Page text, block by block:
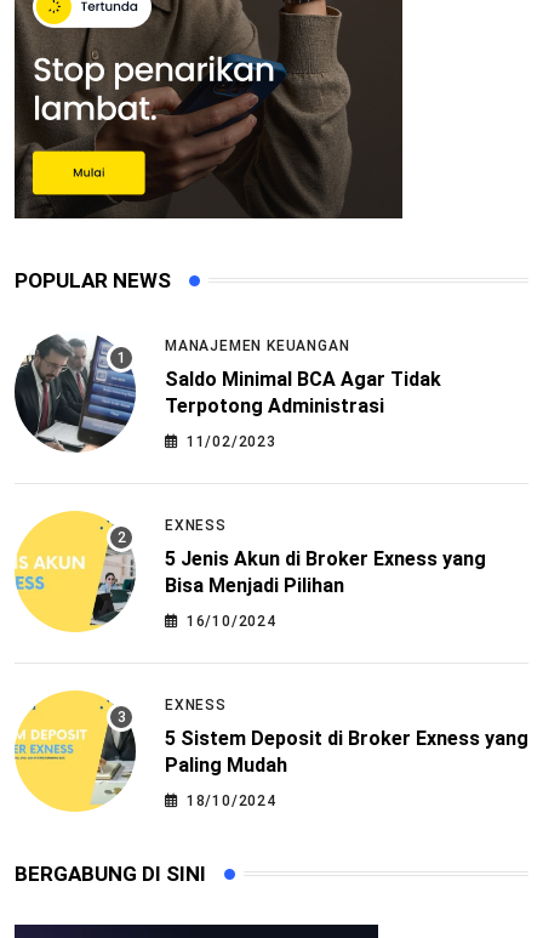
POPULAR NEWS
MANAJEMEN KEUANGAN
Saldo Minimal BCA Agar Tidak
Terpotong Administrasi
11/02/2023
EXNESS
5 Jenis Akun di Broker Exness yang
Bisa Menjadi Pilihan
16/10/2024
EXNESS
5 Sistem Deposit di Broker Exness yang
Paling Mudah
18/10/2024
BERGABUNG DI SINI